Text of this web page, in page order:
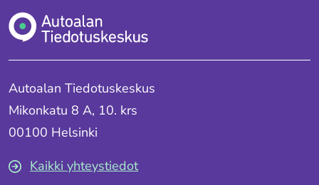
Autoalan Tiedotuskeskus
Mikonkatu 8 A, 10. krs
00100 Helsinki
Kaikki yhteystiedot